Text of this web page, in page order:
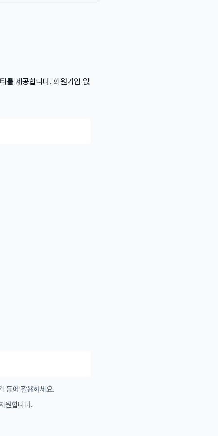
를 제공합니다. 회원가입 없
등에 활용하세요.
원합니다.